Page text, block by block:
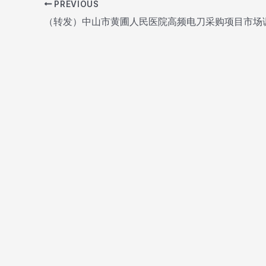
Post
navigation
PREVIOUS
（转发）中山市黄圃人民医院高频电刀采购项目市